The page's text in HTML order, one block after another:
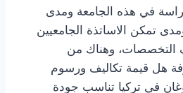
في هذه الجامعة ومدى
تمكن الاساتذة الجامعيين
التخصصات، وهناك من
هل قيمة تكاليف ورسوم
في تركيا تناسب جودة